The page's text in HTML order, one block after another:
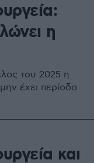
η
του 2025 η
έχει περίοδο
και